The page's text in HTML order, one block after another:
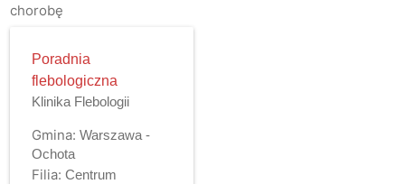
chorobę
Poradnia
flebologiczna
Klinika Flebologii
Gmina: Warszawa -
Ochota
Filia: Centrum